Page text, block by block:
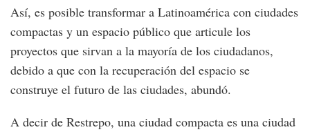
Así, es posible transformar a Latinoamérica con ciudades
compactas y un espacio público que articule los
proyectos que sirvan a la mayoría de los ciudadanos,
debido a que con la recuperación del espacio se
construye el futuro de las ciudades, abundó.
A decir de Restrepo, una ciudad compacta es una ciudad